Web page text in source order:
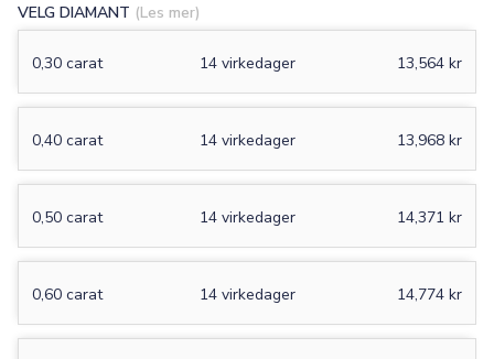
VELG DIAMANT (Les mer)
0,30 carat 13,564 kr
14 virkedager
0,40 carat 13,968 kr
14 virkedager
0,50 carat 14,371 kr
14 virkedager
0,60 carat 14,774 kr
14 virkedager